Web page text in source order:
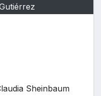
Sheinbaum